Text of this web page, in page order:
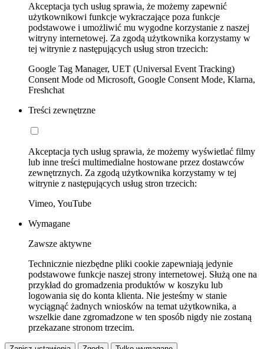
Akceptacja tych usług sprawia, że możemy zapewnić
użytkownikowi funkcje wykraczające poza funkcje
podstawowe i umożliwić mu wygodne korzystanie z naszej
witryny internetowej. Za zgodą użytkownika korzystamy w
tej witrynie z następujących usług stron trzecich:
Google Tag Manager, UET (Universal Event Tracking)
Consent Mode od Microsoft, Google Consent Mode, Klarna,
Freshchat
Treści zewnętrzne
Akceptacja tych usług sprawia, że możemy wyświetlać filmy
lub inne treści multimedialne hostowane przez dostawców
zewnętrznych. Za zgodą użytkownika korzystamy w tej
witrynie z następujących usług stron trzecich:
Vimeo, YouTube
Wymagane
Zawsze aktywne
Technicznie niezbędne pliki cookie zapewniają jedynie
podstawowe funkcje naszej strony internetowej. Służą one na
przykład do gromadzenia produktów w koszyku lub
logowania się do konta klienta. Nie jesteśmy w stanie
wyciągnąć żadnych wniosków na temat użytkownika, a
wszelkie dane zgromadzone w ten sposób nigdy nie zostaną
przekazane stronom trzecim.